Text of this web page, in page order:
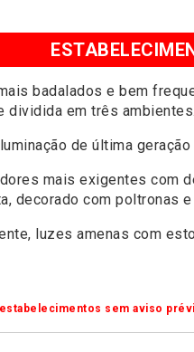
badalados e bem
dividida em três ambientes.
de última
mais exigentes com
decorado com poltronas
luzes amenas com
sem aviso